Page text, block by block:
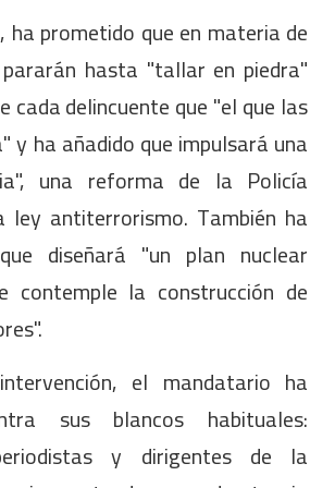
prometido que en materia de
hasta "tallar en piedra"
cada delincuente que "el que las
y ha añadido que impulsará una
una reforma de la Policía
ley antiterrorismo. También ha
diseñará "un plan nuclear
contemple la construcción de
el mandatario ha
sus blancos habituales:
y dirigentes de la